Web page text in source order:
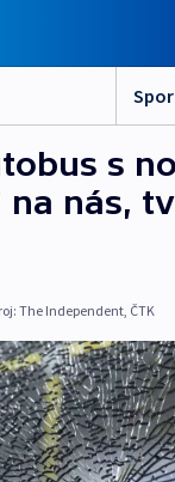
s
na nás,
The Independent, ČTK